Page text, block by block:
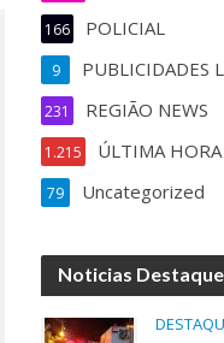
POLICIAL
166
PUBLICIDADES
9
REGIÃO NEWS
231
ÚLTIMA HORA
1.215
Uncategorized
79
Noticias